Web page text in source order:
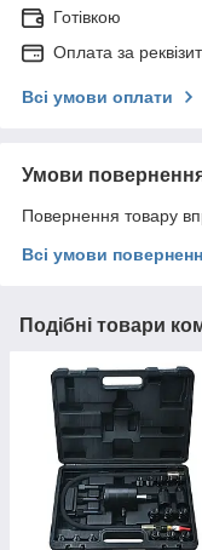
Готівкою
Оплата за
Всі умови оплати
Умови
Повернення товару
Всі умови
Подібні товари